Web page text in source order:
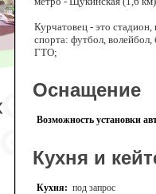
Курчатовец - это
спорта: футбол, волейбол,
ГТО;
мероприятий, а
В зимнее время
У нас есть
Есвещение в
Вокруг территории
Оснащение
Возможность установки
Кухня и
Кухня: под запрос